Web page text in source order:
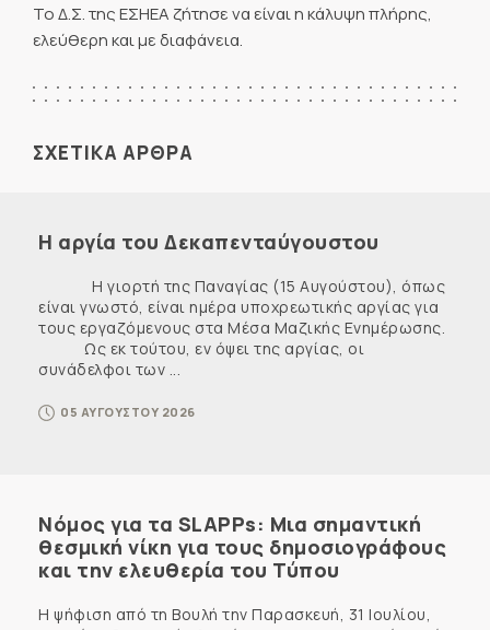
Το Δ.Σ. της ΕΣΗΕΑ ζήτησε να είναι η κάλυψη πλήρης,
ελεύθερη και με διαφάνεια.
ΣΧΕΤΙΚΑ ΑΡΘΡΑ
Η αργία του Δεκαπενταύγουστου
Η γιορτή της Παναγίας (15 Αυγούστου), όπως
είναι γνωστό, είναι ημέρα υποχρεωτικής αργίας για
τους εργαζόμενους στα Μέσα Μαζικής Ενημέρωσης.
Ως εκ τούτου, εν όψει της αργίας, οι
συνάδελφοι των ...
05 ΑΥΓΟΥΣΤΟΥ 2026
Νόμος για τα SLAPPs: Μια σημαντική
θεσμική νίκη για τους δημοσιογράφους
και την ελευθερία του Τύπου
Η ψήφιση από τη Βουλή την Παρασκευή, 31 Ιουλίου,